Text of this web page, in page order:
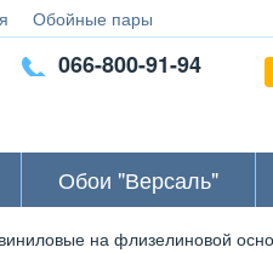
Обойные пары
066-800-91-94
Обои "Версаль"
на флизелиновой